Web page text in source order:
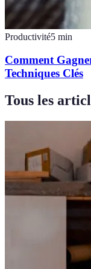
Productivité5 min
Comment
Techniques Clés
Tous les